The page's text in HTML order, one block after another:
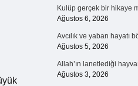
Kulüp gerçek bir hikaye
Ağustos 6, 2026
Avcılık ve yaban hayatı
Ağustos 5, 2026
Allah’ın lanetlediği
Ağustos 3, 2026